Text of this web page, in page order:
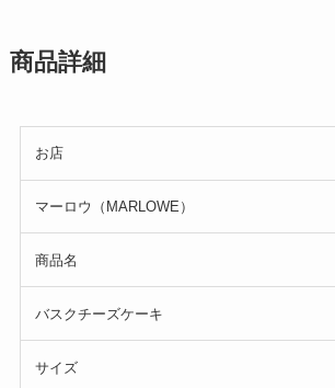
商品詳細
お店
マーロウ（MARLOWE）
商品名
バスクチーズケーキ
サイズ